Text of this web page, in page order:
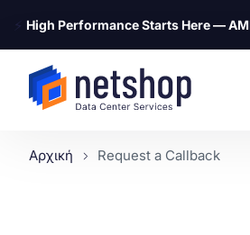
⚡ High Performance Starts Here —
Αρχική Request a Callback